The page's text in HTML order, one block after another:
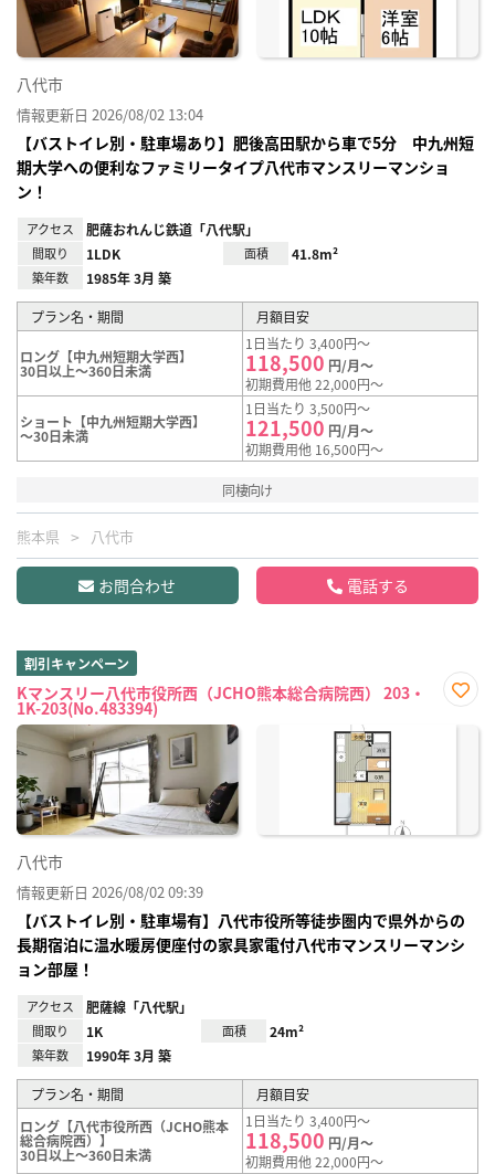
八代市
情報更新日 2026/08/02 13:04
【バストイレ別・駐車場あり】肥後高田駅から車で5分 中九州短
期大学への便利なファミリータイプ八代市マンスリーマンショ
ン！
アクセス 肥薩おれんじ鉄道「八代駅」
間取り 1LDK 面積 41.8m²
築年数 1985年 3月 築
プラン名・期間 月額目安
ロング【中九州短期大学西】
30日以上～360日未満
1日当たり 3,400円～
118,500 円/月～
初期費用他 22,000円～
ショート【中九州短期大学西】
～30日未満
1日当たり 3,500円～
121,500 円/月～
初期費用他 16,500円～
同棲向け
熊本県 八代市
お問合わせ 電話する
割引キャンペーン
Kマンスリー八代市役所西（JCHO熊本総合病院西） 203・
1K-203(No.483394)
に入
八代市
情報更新日 2026/08/02 09:39
【バストイレ別・駐車場有】八代市役所等徒歩圏内で県外からの
長期宿泊に温水暖房便座付の家具家電付八代市マンスリーマンシ
ョン部屋！
アクセス 肥薩線「八代駅」
間取り 1K 面積 24m²
築年数 1990年 3月 築
プラン名・期間
月額目安
ロング【八代市役所西（JCHO熊本
総合病院西）】
30日以上～360日未満
1日当たり 3,400円～
118,500 円/月～
初期費用他 22,000円～